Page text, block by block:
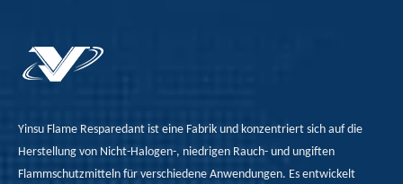
Yinsu Flame Resparedant ist eine Fabrik und konzentriert sich auf die
Herstellung von Nicht-Halogen-, niedrigen Rauch- und ungiften
Flammschutzmitteln für verschiedene Anwendungen. Es entwickelt